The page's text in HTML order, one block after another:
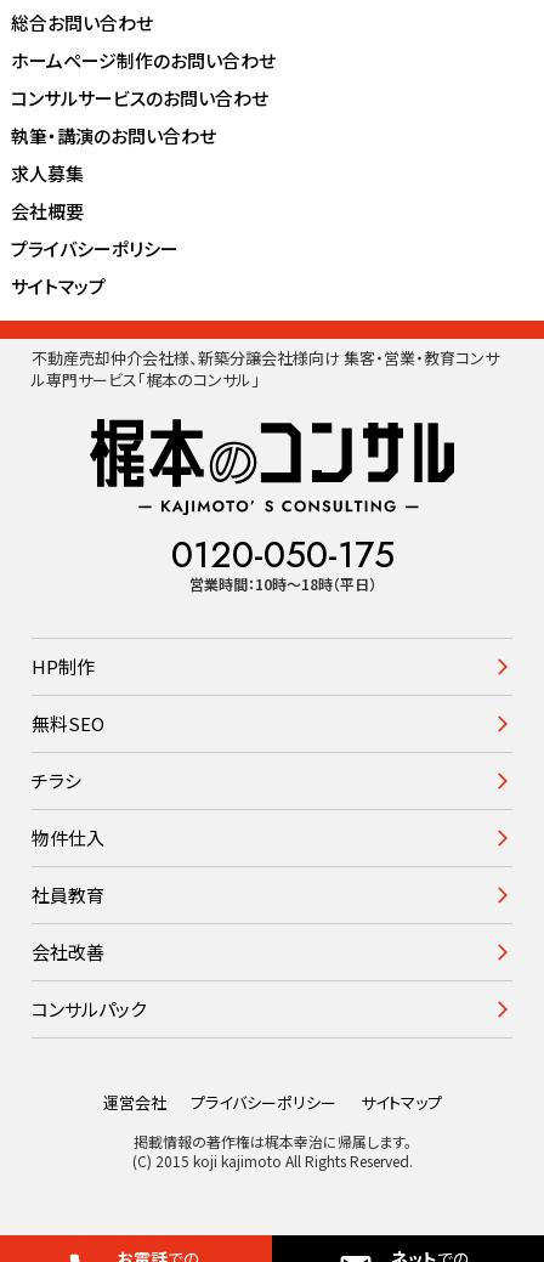
総合お問い合わせ
ホームページ制作のお問い合わせ
コンサルサービスのお問い合わせ
執筆・講演のお問い合わせ
求人募集
会社概要
プライバシーポリシー
サイトマップ
不動産売却仲介会社様、新築分譲会社様向け 集客・営業・教育コンサ
ル専門サービス「梶本のコンサル」
0120-050-175
営業時間：10時〜18時（平日）
HP制作
無料SEO
チラシ
物件仕入
社員教育
会社改善
コンサルパック
運営会社 プライバシーポリシー サイトマップ
掲載情報の著作権は梶本幸治に帰属します。
(C) 2015 koji kajimoto All Rights Reserved.